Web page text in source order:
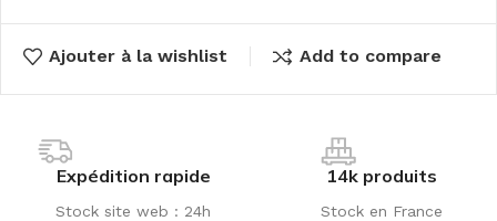
Ajouter à la wishlist Add to compare
Expédition rapide
Stock site web : 24h
14k produits
Stock en France